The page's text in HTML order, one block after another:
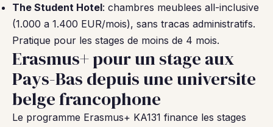
The Student Hotel: chambres meublees all-inclusive
(1.000 a 1.400 EUR/mois), sans tracas administratifs.
Pratique pour les stages de moins de 4 mois.
Erasmus+ pour un stage aux
Pays-Bas depuis une universite
belge francophone
Le programme Erasmus+ KA131 finance les stages